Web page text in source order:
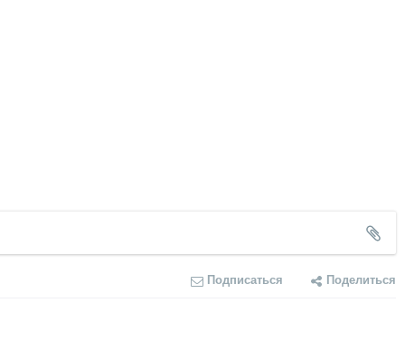
Подписаться Поделиться